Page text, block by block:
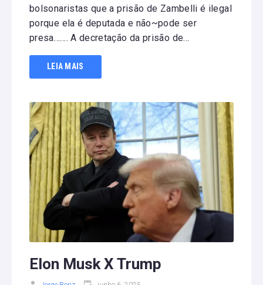
bolsonaristas que a prisão de Zambelli é ilegal
porque ela é deputada e não~pode ser
presa……. A decretação da prisão de...
LEIA MAIS
Elon Musk X Trump